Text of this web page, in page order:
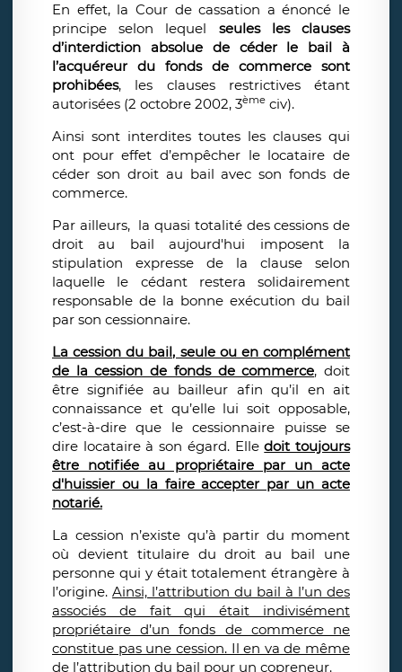
En effet, la Cour de cassation a énoncé le
principe selon lequel seules les clauses
d’interdiction absolue de céder le bail à
l’acquéreur du fonds de commerce sont
prohibées, les clauses restrictives étant
autorisées (2 octobre 2002, 3ème civ).
Ainsi sont interdites toutes les clauses qui
ont pour effet d’empêcher le locataire de
céder son droit au bail avec son fonds de
commerce.
Par ailleurs, la quasi totalité des cessions de
droit au bail aujourd'hui imposent la
stipulation expresse de la clause selon
laquelle le cédant restera solidairement
responsable de la bonne exécution du bail
par son cessionnaire.
La cession du bail, seule ou en complément
de la cession de fonds de commerce, doit
être signifiée au bailleur afin qu’il en ait
connaissance et qu’elle lui soit opposable,
c’est-à-dire que le cessionnaire puisse se
dire locataire à son égard. Elledoit toujours
être notifiée au propriétaire par un acte
d'huissier ou la faire accepter par un acte
notarié.
La cession n’existe qu’à partir du moment
où devient titulaire du droit au bail une
personne qui y était totalement étrangère à
l’origine. Ainsi, l’attribution du bail à l’un des
associés de fait qui était indivisément
propriétaire d’un fonds de commerce ne
constitue pas une cession. Il en va de même
de l’attribution du bail pour un copreneur.